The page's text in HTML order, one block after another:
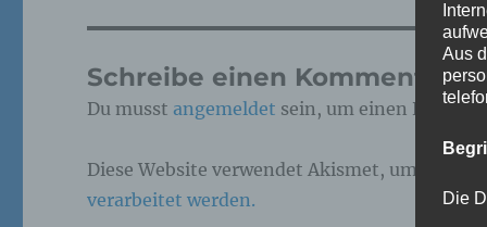
Schreibe einen Kommentar
Du musst angemeldet sein, um einen
Diese Website verwendet Akismet, um Spam
verarbeitet werden.
Aus
Die